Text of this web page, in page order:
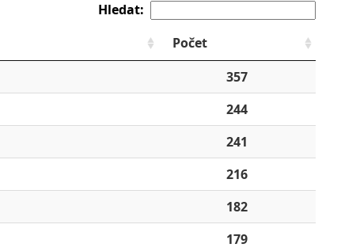
Hledat:
Počet
357
244
241
216
182
179